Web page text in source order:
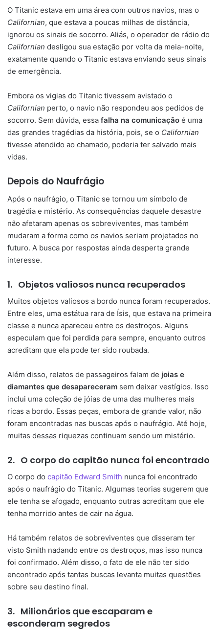
O Titanic estava em uma área com outros navios, mas o
Californian, que estava a poucas milhas de distância,
ignorou os sinais de socorro. Aliás, o operador de rádio do
Californian desligou sua estação por volta da meia-noite,
exatamente quando o Titanic estava enviando seus sinais
de emergência.
Embora os vigias do Titanic tivessem avistado o
Californian perto, o navio não respondeu aos pedidos de
socorro. Sem dúvida, essa falha na comunicação é uma
das grandes tragédias da história, pois, se o Californian
tivesse atendido ao chamado, poderia ter salvado mais
vidas.
Depois do Naufrágio
Após o naufrágio, o Titanic se tornou um símbolo de
tragédia e mistério. As consequências daquele desastre
não afetaram apenas os sobreviventes, mas também
mudaram a forma como os navios seriam projetados no
futuro. A busca por respostas ainda desperta grande
interesse.
1. Objetos valiosos nunca recuperados
Muitos objetos valiosos a bordo nunca foram recuperados.
Entre eles, uma estátua rara de Ísis, que estava na primeira
classe e nunca apareceu entre os destroços. Alguns
especulam que foi perdida para sempre, enquanto outros
acreditam que ela pode ter sido roubada.
Além disso, relatos de passageiros falam de joias e
diamantes que desapareceram sem deixar vestígios. Isso
inclui uma coleção de jóias de uma das mulheres mais
ricas a bordo. Essas peças, embora de grande valor, não
foram encontradas nas buscas após o naufrágio. Até hoje,
muitas dessas riquezas continuam sendo um mistério.
2. O corpo do capitão nunca foi encontrado
O corpo do capitão Edward Smith nunca foi encontrado
após o naufrágio do Titanic. Algumas teorias sugerem que
ele tenha se afogado, enquanto outras acreditam que ele
tenha morrido antes de cair na água.
Há também relatos de sobreviventes que disseram ter
visto Smith nadando entre os destroços, mas isso nunca
foi confirmado. Além disso, o fato de ele não ter sido
encontrado após tantas buscas levanta muitas questões
sobre seu destino final.
3. Milionários que escaparam e
esconderam segredos